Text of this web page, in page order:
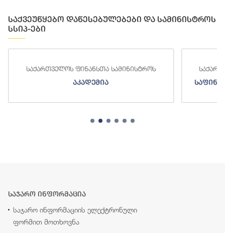
საქვეუწყებო დაწესებულებები და სამინისტროს
სსიპ-ები
საქართველოს ფინანსთა სამინისტროს
აკადემია
საჯარო ინფორმაცია
საჯარო ინფორმაციის ელექტრონული
ფორმით მოთხოვნა